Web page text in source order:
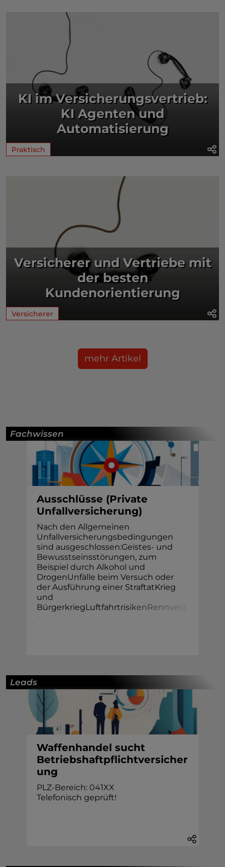
KI im Versicherungsvertrieb:
KI Agenten und
Automatisierung
Praktisch
Versicherer und Vertriebe mit
der besten
Kundenorientierung
Versicherer
mehr Artikel
Fachwissen
Ausschlüsse (Private
Unfallversicherung)
Nach den Allgemeinen
Unfallversicherungsbedingungen
sind ausgeschlossen:Geistes- und
Bewusstseinsstörungen, zum
Beispiel durch Alkohol und
DrogenUnfälle beim Versuch oder
der Ausführung einer StraftatKrieg
und
BürgerkriegLuftfahrtrisikenRen nver
Leads
Waffenhandel sucht
Betriebshaftpflichtversicher
ung
PLZ-Bereich: 041XX
Telefonisch geprüft!